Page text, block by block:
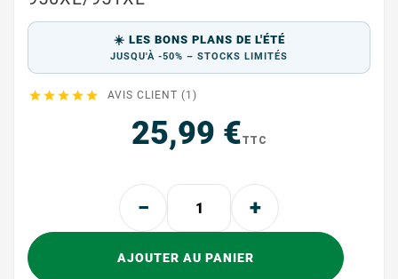
☀️ LES BONS PLANS DE L'ÉTÉ
JUSQU'À -50% – STOCKS LIMITÉS
     AVIS CLIENT (1)
25,99 €TTC
AJOUTER AU PANIER